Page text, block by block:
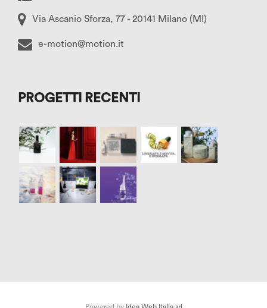
Via Ascanio Sforza, 77 - 20141 Milano (MI)
e-motion@motion.it
PROGETTI RECENTI